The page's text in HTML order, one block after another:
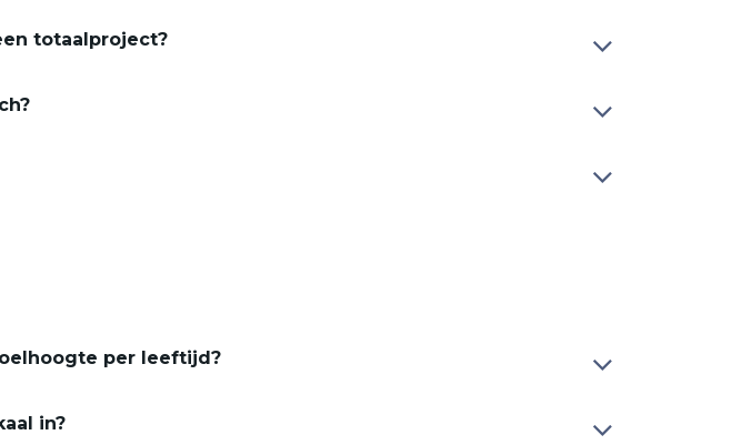
totaalproject?
per leeftijd?
in?